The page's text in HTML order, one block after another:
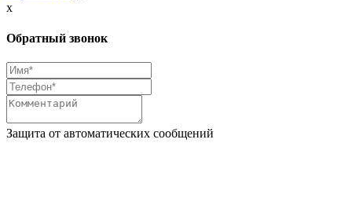
x
Обратный звонок
Защита от автоматических сообщений